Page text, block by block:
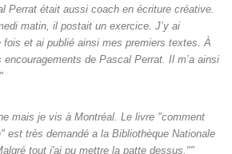
Perrat était aussi coach en écriture créative.
matin, il postait un exercice. J’y ai
fois et ai publié ainsi mes premiers textes. À
encouragements de Pascal Perrat. Il m’a ainsi
mais je vis à Montréal. Le livre "comment
est très demandé a la Bibliothèque Nationale
tout j'ai pu mettre la patte dessus.""